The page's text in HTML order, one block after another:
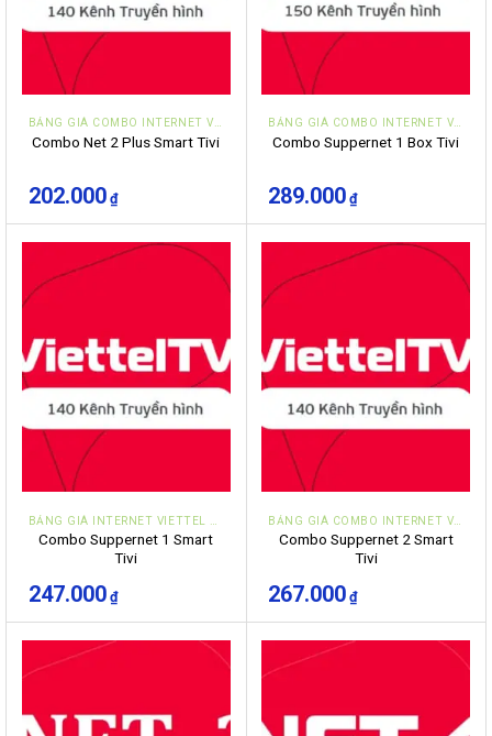
BẢNG GIÁ COMBO INTERNET VÀ TRUYỀN HÌNH VIETTEL ĐÀ NẴNG
Combo Net 2 Plus Smart Tivi
202.000 ₫
BẢNG GIÁ COMBO INTERNET VÀ TRUYỀN HÌNH VIETTEL ĐÀ NẴNG
Combo Suppernet 1 Box Tivi
289.000 ₫
Combo Suppernet 1 Smart
Tivi
247.000 ₫
BẢNG GIÁ COMBO INTERNET VÀ TRUYỀN HÌNH VIETTEL ĐÀ NẴNG
Combo Suppernet 2 Smart
Tivi
267.000 ₫